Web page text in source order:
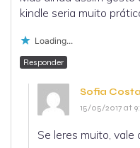
kindle seria muito
Loading...
Responder
Sofia
15/05/2017 at
Se leres muito, vale